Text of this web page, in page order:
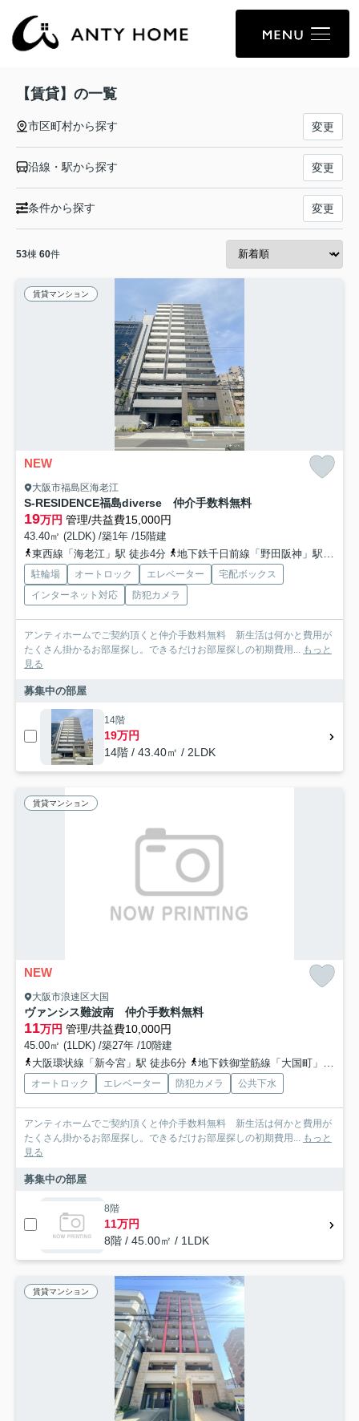
【賃貸】の一覧
市区町村から探す 変更
沿線・駅から探す 変更
条件から探す 変更
53棟 60件
賃貸マンション
NEW
大阪市福島区海老江
S-RESIDENCE福島diverse 仲介手数料無料
19万円 管理/共益費15,000円
43.40㎡ (2LDK) /築1年 /15階建
東西線「海老江」駅 徒歩4分
地下鉄千日前線「野田阪神」駅 徒歩4分
駐輪場 オートロック エレベーター
宅配ボックス
インターネット対応
防犯カメラ
アンティホームでご契約頂くと仲介手数料無料 新生活は何かと費用が
たくさん掛かるお部屋探し。できるだけお部屋探しの初期費用...
もっと
見る
募集中の部屋
14階
19万円
14階 / 43.40㎡ / 2LDK
賃貸マンション
NEW
大阪市浪速区大国
ヴァンシス難波南 仲介手数料無料
11万円 管理/共益費10,000円
45.00㎡ (1LDK) /築27年 /10階建
大阪環状線「新今宮」駅 徒歩6分
地下鉄御堂筋線「大国町」駅 徒歩8分
オートロック エレベーター 防犯カメラ 公共下水
アンティホームでご契約頂くと仲介手数料無料 新生活は何かと費用が
たくさん掛かるお部屋探し。できるだけお部屋探しの初期費用...
もっと
見る
募集中の部屋
8階
11万円
8階 / 45.00㎡ / 1LDK
賃貸マンション